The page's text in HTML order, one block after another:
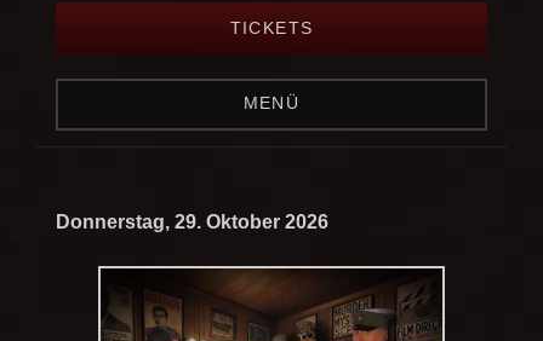
TICKETS
MENÜ
Donnerstag, 29. Oktober 2026